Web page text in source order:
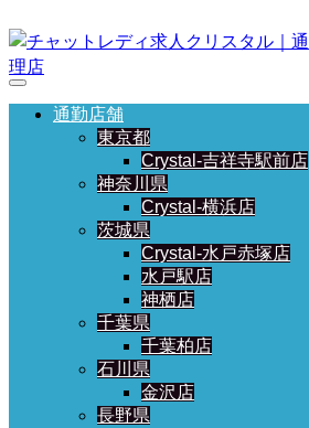
通勤店舗
東京都
Crystal-吉祥寺駅前店
神奈川県
Crystal-横浜店
茨城県
Crystal-水戸赤塚店
水戸駅店
神栖店
千葉県
千葉柏店
石川県
金沢店
長野県